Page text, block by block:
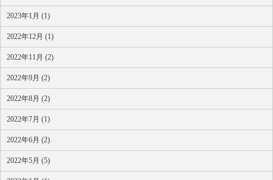
2023年1月 (1)
2022年12月 (1)
2022年11月 (2)
2022年9月 (2)
2022年8月 (2)
2022年7月 (1)
2022年6月 (2)
2022年5月 (5)